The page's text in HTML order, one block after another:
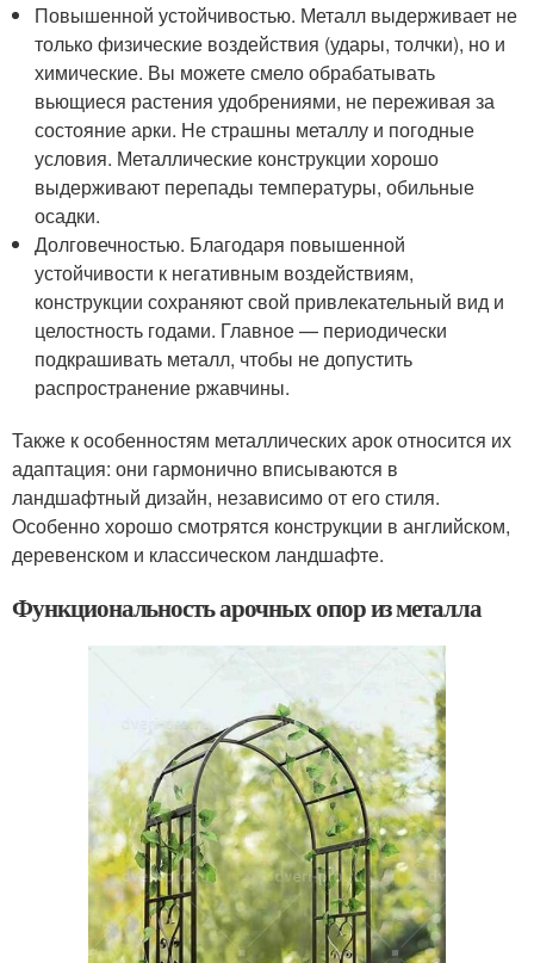
Повышенной устойчивостью. Металл выдерживает не
только физические воздействия (удары, толчки), но и
химические. Вы можете смело обрабатывать
вьющиеся растения удобрениями, не переживая за
состояние арки. Не страшны металлу и погодные
условия. Металлические конструкции хорошо
выдерживают перепады температуры, обильные
осадки.
Долговечностью. Благодаря повышенной
устойчивости к негативным воздействиям,
конструкции сохраняют свой привлекательный вид и
целостность годами. Главное — периодически
подкрашивать металл, чтобы не допустить
распространение ржавчины.
Также к особенностям металлических арок относится их
адаптация: они гармонично вписываются в
ландшафтный дизайн, независимо от его стиля.
Особенно хорошо смотрятся конструкции в английском,
деревенском и классическом ландшафте.
Функциональность арочных опор из металла